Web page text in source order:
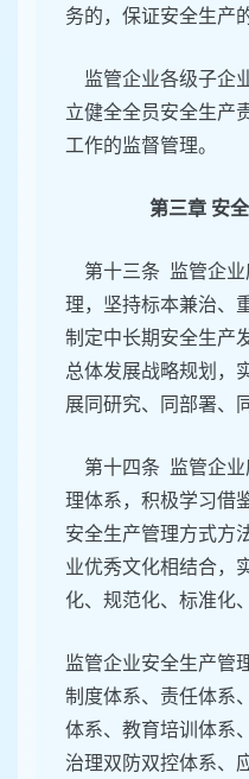
务的，保证安全生产
监管企业各级子企
立健全全员安全生产
工作的监督管理。
第三章 安
第十三条 监管企业
理，坚持标本兼治、
制定中长期安全生产
总体发展战略规划，
展同研究、同部署、
第十四条 监管企业
理体系，积极学习借
安全生产管理方式方
业优秀文化相结合，
化、规范化、标准化
监管企业安全生产管
制度体系、责任体系
体系、教育培训体系
治理双防双控体系、